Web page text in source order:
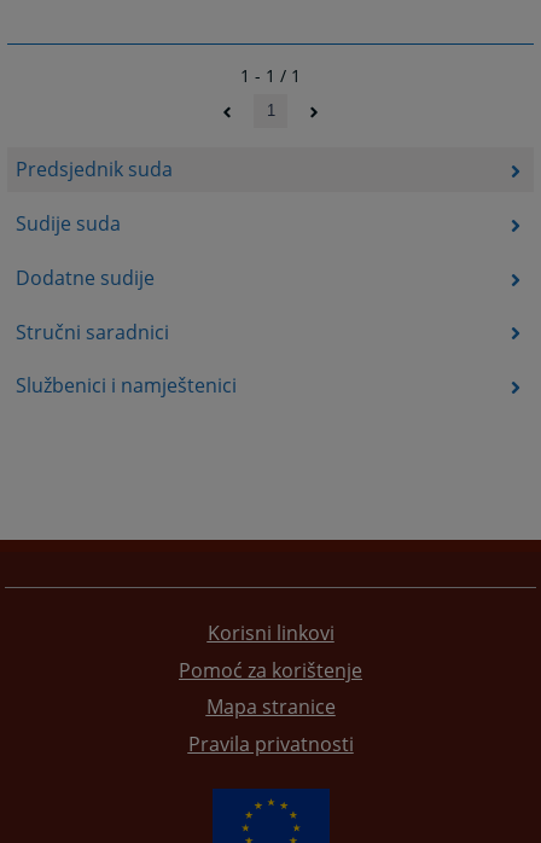
Predsjednik suda
Sudije suda
Dodatne sudije
Stručni saradnici
Službenici i namještenici
1 - 1 / 1
1
Korisni linkovi
Pomoć za korištenje
Mapa stranice
Pravila privatnosti